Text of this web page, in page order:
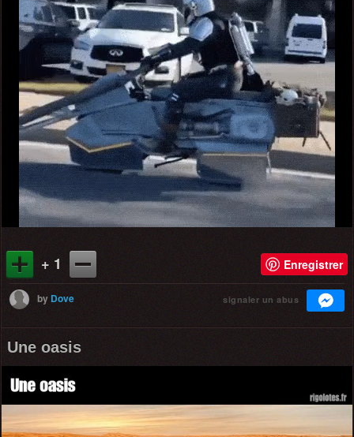
+ 1 Enregistrer
byDove signaler un abus
Une oasis